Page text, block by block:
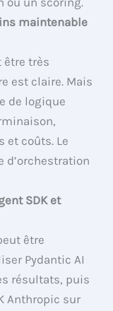
maintenable
être très
est claire. Mais
de logique
et coûts. Le
d’orchestration
SDK et
être
Pydantic AI
résultats, puis
Anthropic sur